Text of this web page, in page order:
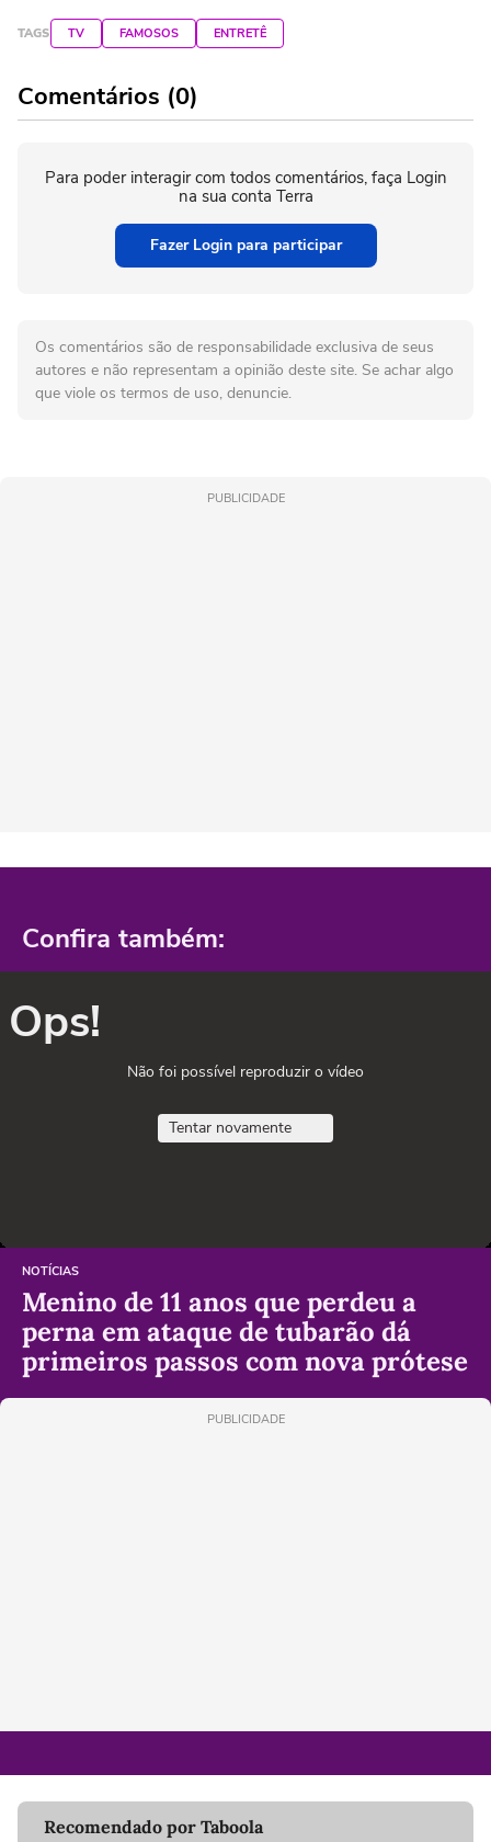
TAGS TV FAMOSOS ENTRETÊ
Comentários (0)
Para poder interagir com todos comentários, faça Login
na sua conta Terra
Fazer Login para participar
Os comentários são de responsabilidade exclusiva de seus
autores e não representam a opinião deste site. Se achar algo
que viole os termos de uso, denuncie.
PUBLICIDADE
Confira também:
Ops!
Não foi possível reproduzir o vídeo
Tentar novamente
NOTÍCIAS
Menino de 11 anos que perdeu a
perna em ataque de tubarão dá
primeiros passos com nova prótese
PUBLICIDADE
Recomendado por Taboola